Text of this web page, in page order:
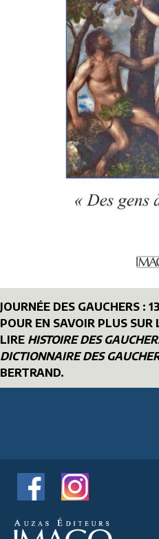
JOURNÉE DES GAUCHERS :
POUR EN SAVOIR PLUS SUR
LIRE HISTOIRE DES
DICTIONNAIRE DES
BERTRAND.